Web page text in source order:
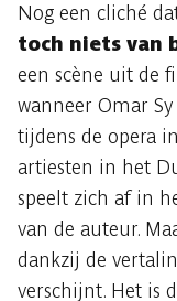
Nog een cliché
toch niets van
een scène uit de
wanneer Omar
tijdens de opera
artiesten in het
speelt zich af in
van de auteur.
dankzij de
verschijnt. Het is